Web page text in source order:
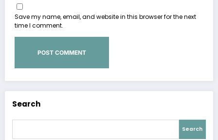
Save my name, email, and website in this browser for the next
time I comment.
Search
Search